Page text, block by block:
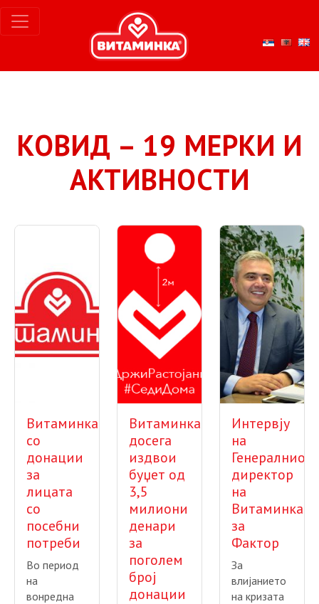
КОВИД – 19 МЕРКИ И
АКТИВНОСТИ
Витаминка
со
донации
за
лицата
со
посебни
потреби
Во период
на
вонредна
Витаминка
досега
издвои
буџет од
3,5
милиони
денари
за
поголем
број
донации
Интервју
на
Генералниот
директор
на
Витаминка
за
Фактор
За
влијанието
на кризата